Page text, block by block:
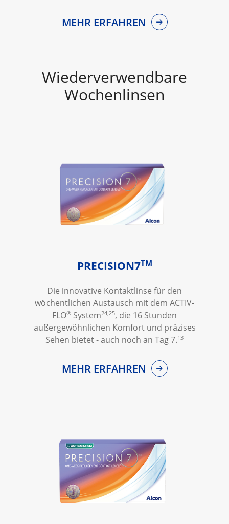
MEHR ERFAHREN
Wiederverwendbare
Wochenlinsen
PRECISION7TM
Die innovative Kontaktlinse für den
wöchentlichen Austausch mit dem ACTIV-
FLO® System24,25, die 16 Stunden
außergewöhnlichen Komfort und präzises
Sehen bietet - auch noch an Tag 7.13
MEHR ERFAHREN